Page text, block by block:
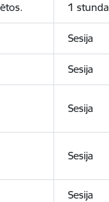
1 stunda
Sesija
Sesija
Sesija
Sesija
Sesija